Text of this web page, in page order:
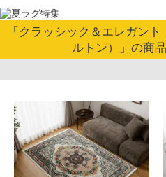
「 クラッシック＆エレガン
ルトン）
」の商